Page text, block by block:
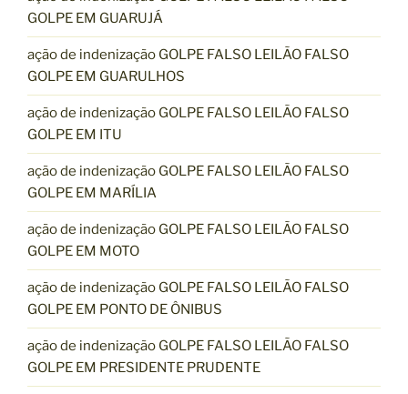
GOLPE EM GUARUJÁ
ação de indenização GOLPE FALSO LEILÃO FALSO
GOLPE EM GUARULHOS
ação de indenização GOLPE FALSO LEILÃO FALSO
GOLPE EM ITU
ação de indenização GOLPE FALSO LEILÃO FALSO
GOLPE EM MARÍLIA
ação de indenização GOLPE FALSO LEILÃO FALSO
GOLPE EM MOTO
ação de indenização GOLPE FALSO LEILÃO FALSO
GOLPE EM PONTO DE ÔNIBUS
ação de indenização GOLPE FALSO LEILÃO FALSO
GOLPE EM PRESIDENTE PRUDENTE